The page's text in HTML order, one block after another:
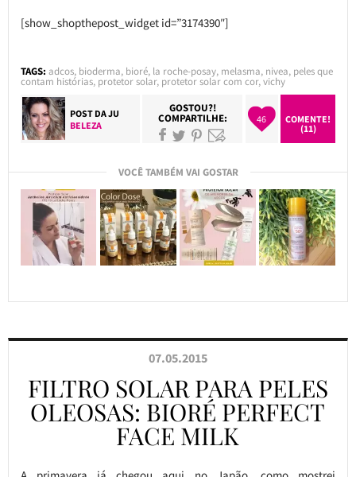
[show_shopthepost_widget id=”3174390″]
TAGS: adcos, bioderma, bioré, la roche-posay, melasma, nivea, peles que
contam histórias, protetor solar, protetor solar com cor,vichy
POST DAJU
BELEZA
GOSTOU?!
COMPARTILHE: 46
COMENTE!
(11)
VOCÊ TAMBÉM VAI GOSTAR
07.05.2015
FILTRO SOLAR PARA PELES
OLEOSAS: BIORÉ PERFECT
FACE MILK